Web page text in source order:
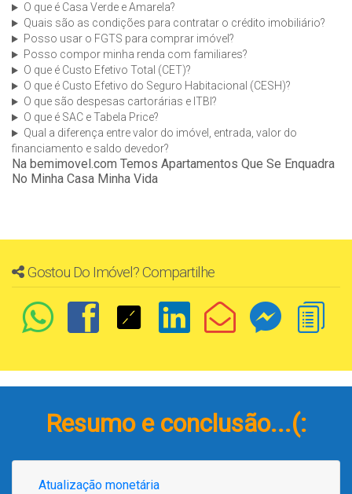
O que é Casa Verde e Amarela?
Quais são as condições para contratar o crédito imobiliário?
Posso usar o FGTS para comprar imóvel?
Posso compor minha renda com familiares?
O que é Custo Efetivo Total (CET)?
O que é Custo Efetivo do Seguro Habitacional (CESH)?
O que são despesas cartorárias e ITBI?
O que é SAC e Tabela Price?
Qual a diferença entre valor do imóvel, entrada, valor do
financiamento e saldo devedor?
Na bemimovel.com Temos Apartamentos Que Se Enquadra
No Minha Casa Minha Vida
Gostou Do Imóvel? Compartilhe
Resumo e conclusão...(:
Atualização monetária